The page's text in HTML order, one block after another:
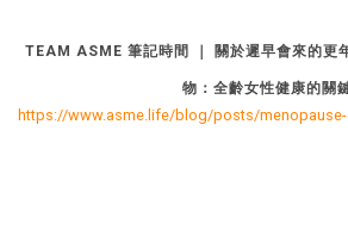
TEAM ASME 筆記時間 ｜ 關於遲早會來的更
物：全齡女性健康的關
https://www.asme.life/blog/posts/